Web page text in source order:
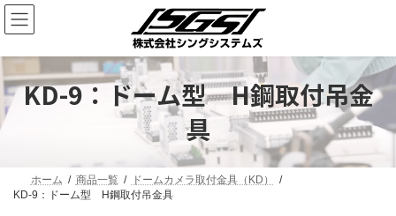
KD-9：ドーム型 H鋼取付吊金
具
ホーム 商品一覧
ドームカメラ取付金具（KD）
KD-9：ドーム型 H鋼取付吊金具